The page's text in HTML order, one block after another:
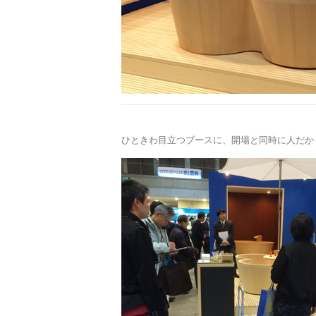
ひときわ目立つブースに、開場と同時に人だ